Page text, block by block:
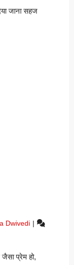
जाना सहज
Dwivedi दोहे
प्रेम हो,